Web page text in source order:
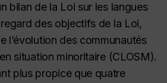
bilan de la Loi sur les langues
des objectifs de la Loi,
l’évolution des communautés
situation minoritaire (CLOSM).
plus propice que quatre